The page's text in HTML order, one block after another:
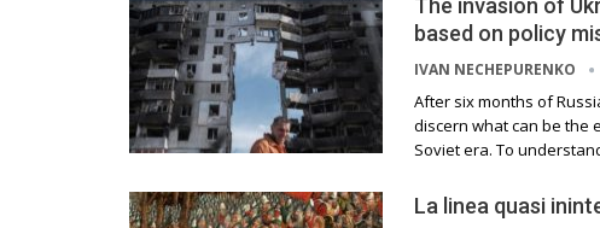
The invasion of
based on policy
IVAN NECHEPURENKO
After six months of
discern what can be the
Soviet era. To
La linea quasi